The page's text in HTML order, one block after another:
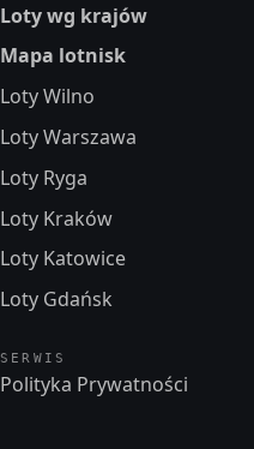
Loty wg krajów
Mapa lotnisk
Loty Wilno
Loty Warszawa
Loty Ryga
Loty Kraków
Loty Katowice
Loty Gdańsk
SERWIS
Polityka Prywatności